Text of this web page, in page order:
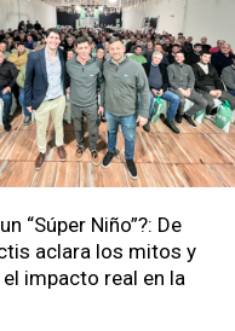
“Súper Niño”?: De
aclara los mitos y
impacto real en la